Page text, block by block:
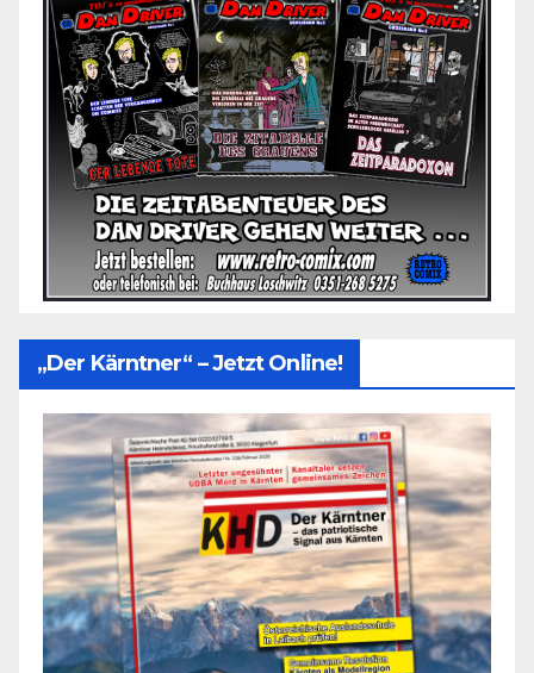
„Der Kärntner“ – Jetzt Online!